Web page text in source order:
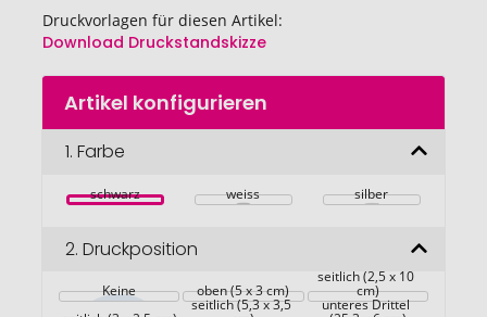
Druckvorlagen für diesen Artikel:
Download Druckstandskizze
Zum
Anfang
Bildgalerie
Artikel konfigurieren
1. Farbe
schwarz weiss silber
2. Druckposition
Keine oben (5 x 3 cm)
seitlich (2,5 x 10
cm)
seitlich (5,3 x 3,5 unteres Drittel